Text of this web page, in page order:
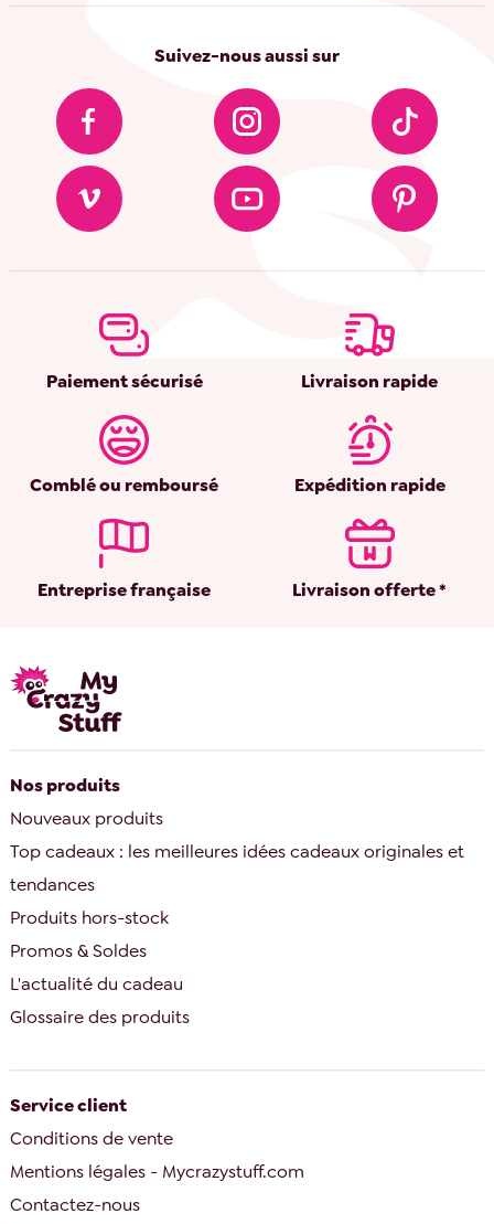
Suivez-nous aussi sur
Paiement sécurisé Livraison rapide
Comblé ou remboursé Expédition rapide
Entreprise française Livraison offerte *
Nos produits
Nouveaux produits
Top cadeaux : les meilleures idées cadeaux originales et
tendances
Produits hors-stock
Promos & Soldes
L'actualité du cadeau
Glossaire des produits
Service client
Conditions de vente
Mentions légales - Mycrazystuff.com
Contactez-nous